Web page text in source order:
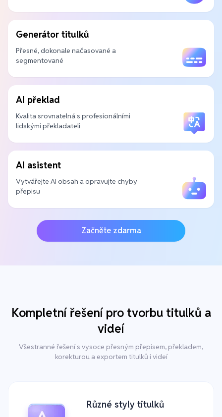
Generátor titulků
Přesné, dokonale načasované a
segmentované
AI překlad
Kvalita srovnatelná s profesionálními
lidskými překladateli
AI asistent
Vytvářejte AI obsah a opravujte chyby
přepisu
Začněte zdarma
Kompletní řešení pro tvorbu titulků a
videí
Všestranné řešení s vysoce přesným přepisem, překladem,
korekturou a exportem titulků i videí
Různé styly titulků